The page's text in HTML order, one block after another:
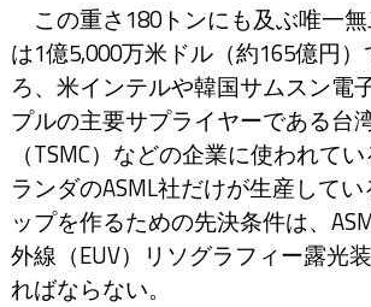
この重さ180トンにも及ぶ唯一
は1億5,000万米ドル（約165億円
ろ、米インテルや韓国サムスン電
プルの主要サプライヤーである台
（TSMC）などの企業に使われて
ランダのASML社だけが生産して
ップを作るための先決条件は、
外線（EUV）リソグラフィー露光
ればならない。